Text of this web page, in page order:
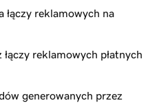
łączy reklamowych na
reklamowych płatnych
generowanych przez